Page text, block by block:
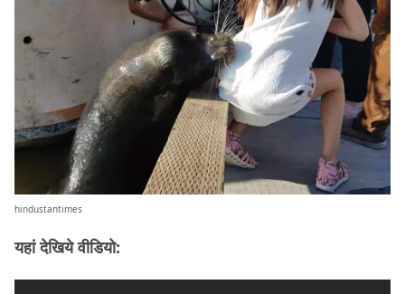
hindustantimes
यहां देखिये वीडियो: